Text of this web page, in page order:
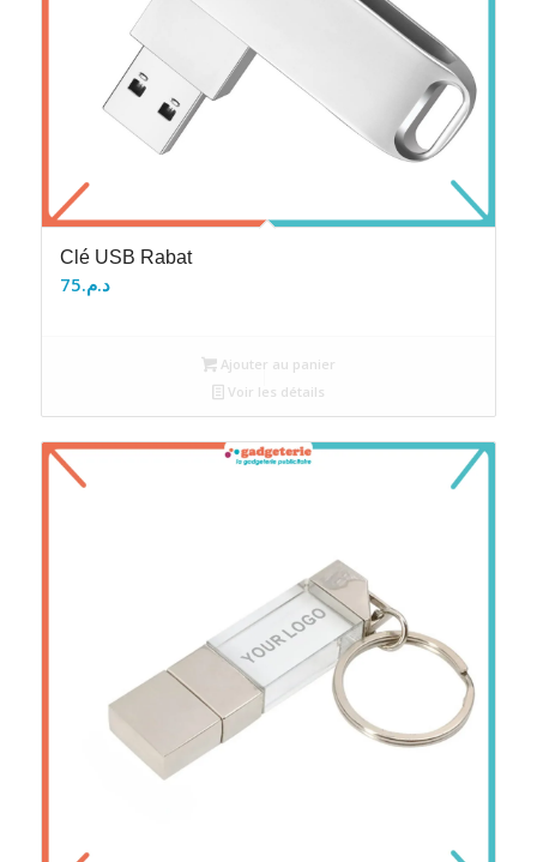
Clé USB Rabat
د.م.75
Ajouter au panier
Voir les détails